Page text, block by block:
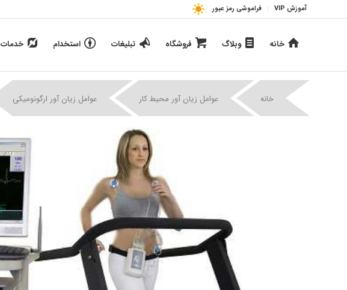
آموزش VIP فراموشی رمز عبور
خانه وبلاگ فروشگاه تبلیغات استخدام خدمات
خانه عوامل زیان آور محیط کار عوامل زیان آور ارگونومیکی